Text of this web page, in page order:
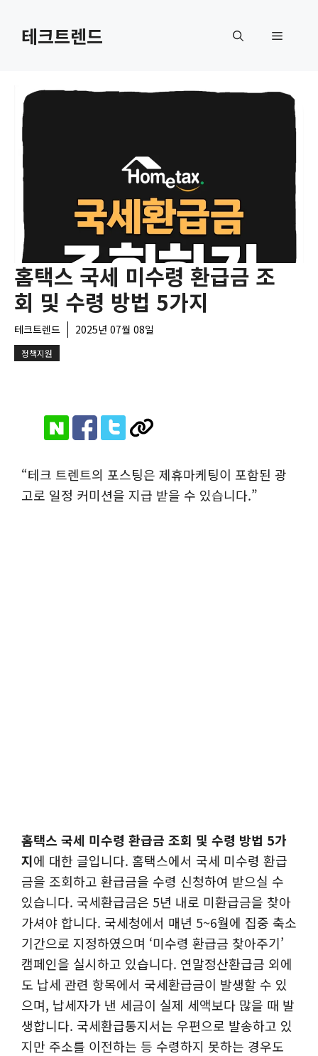
테크트렌드 메
홈택스 국세 미수령 환급금 조
회 및 수령 방법 5가지
테크트렌드 2025년 07월 08일
정책지원
“테크 트렌트의 포스팅은 제휴마케팅이 포함된 광
고로 일정 커미션을 지급 받을 수 있습니다.”
홈택스 국세 미수령 환급금 조회 및 수령 방법 5가
지에 대한 글입니다. 홈택스에서 국세 미수령 환급
금을 조회하고 환급금을 수령 신청하여 받으실 수
있습니다. 국세환급금은 5년 내로 미환급금을 찾아
가셔야 합니다. 국세청에서 매년 5~6월에 집중 축소
기간으로 지정하였으며 ‘미수령 환급금 찾아주기’
캠페인을 실시하고 있습니다. 연말정산환급금 외에
도 납세 관련 항목에서 국세환급금이 발생할 수 있
으며, 납세자가 낸 세금이 실제 세액보다 많을 때 발
생합니다. 국세환급통지서는 우편으로 발송하고 있
지만 주소를 이전하는 등 수령하지 못하는 경우도